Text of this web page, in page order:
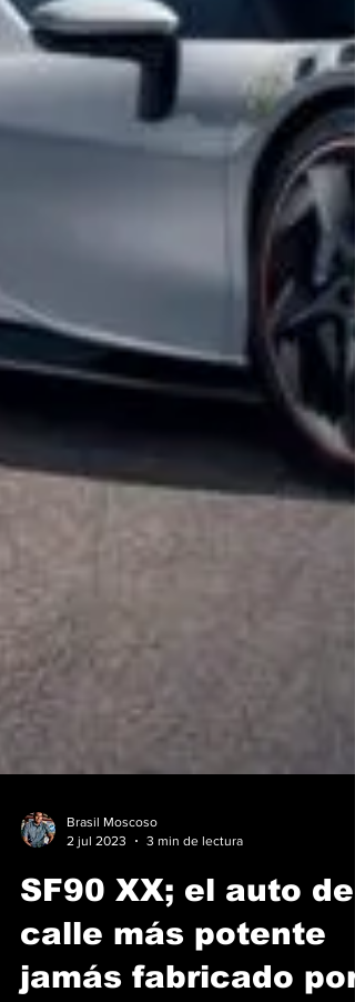
2 jul 2023
3 min de lectura
SF90 XX; el auto de
calle más potente